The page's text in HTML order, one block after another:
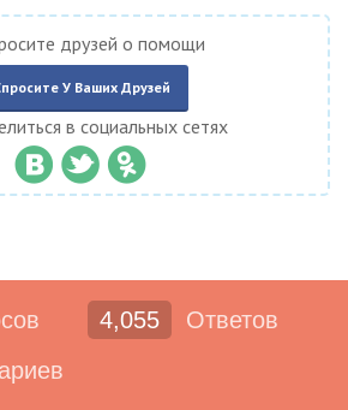
друзей о помощи
У Ваших Друзей
в социальных сетях
4,055
Ответов